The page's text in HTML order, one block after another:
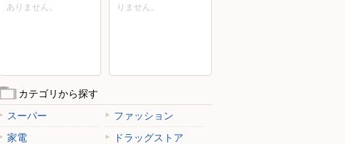
ありません。
りません。
カテゴリから探す
スーパー
ファッション
家電
ドラッグストア